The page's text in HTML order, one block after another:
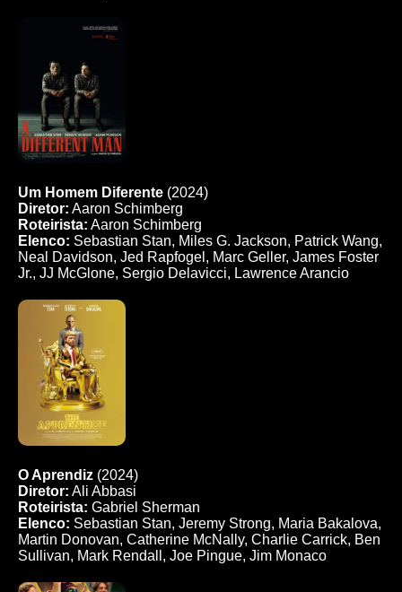
Um Homem Diferente (2024)
Diretor: Aaron Schimberg
Roteirista: Aaron Schimberg
Elenco: Sebastian Stan, Miles G. Jackson, Patrick Wang,
Neal Davidson, Jed Rapfogel, Marc Geller, James Foster
Jr., JJ McGlone, Sergio Delavicci, Lawrence Arancio
O Aprendiz (2024)
Diretor: Ali Abbasi
Roteirista: Gabriel Sherman
Elenco: Sebastian Stan, Jeremy Strong, Maria Bakalova,
Martin Donovan, Catherine McNally, Charlie Carrick, Ben
Sullivan, Mark Rendall, Joe Pingue, Jim Monaco